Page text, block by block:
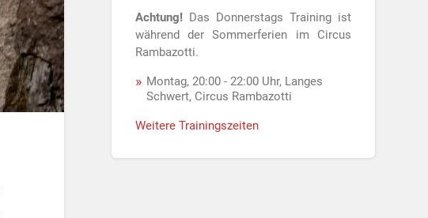
Achtung! Das Donnerstags Training ist
während der Sommerferien im Circus
Rambazotti.
Montag, 20:00 - 22:00 Uhr, Langes
Schwert, Circus Rambazotti
Weitere Trainingszeiten